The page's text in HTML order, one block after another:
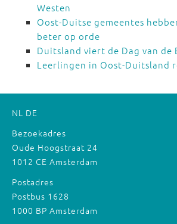
Westen
Oost-Duitse gemeentes
beter op orde
Duitsland viert de Dag van de
Leerlingen in Oost-Duitsland
NL DE
Bezoekadres
Oude Hoogstraat 24
1012 CE Amsterdam
Postadres
Postbus 1628
1000 BP Amsterdam